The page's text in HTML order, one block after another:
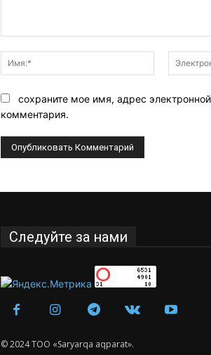
Имя:*
сохраните мое имя, адрес
комментария.
Следуйте за нами
© 2024 ТОО «Saryarqa aqparat».